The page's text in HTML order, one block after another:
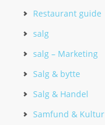
Restaurant guide
salg
salg – Marketing
Salg & bytte
Salg & Handel
Samfund & Kultur